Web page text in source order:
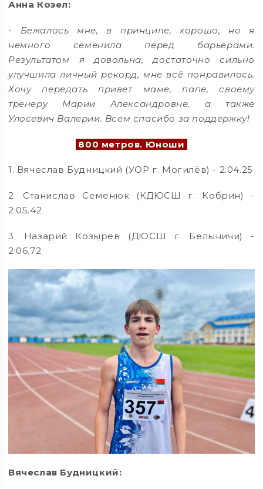
Анна Козел:
- Бежалось мне, в принципе, хорошо, но я
немного семенила перед барьерами.
Результатом я довольна, достаточно сильно
улучшила личный рекорд, мне всё понравилось.
Хочу передать привет маме, папе, своему
тренеру Марии Александровне, а также
Улосевич Валерии. Всем спасибо за поддержку!
800 метров. Юноши
1. Вячеслав Будницкий (УОР г. Могилёв) - 2:04.25
2. Станислав Семенюк (КДЮСШ г. Кобрин) -
2:05.42
3. Назарий Козырев (ДЮСШ г. Белыничи) -
2:06.72
Вячеслав Будницкий: